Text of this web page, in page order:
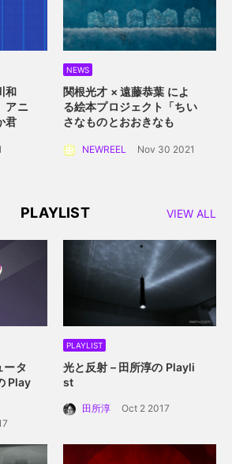
和
アニ
君
せ
NEWS
関根光才 × 遠藤恭葉 によ
る絵本プロジェクト「ちい
さなものとおおきなも
本にするプロジェクト始動
NEWREEL Nov 30 2021
PLAYLIST VIEW ALL
タ
Play
PLAYLIST
光と反射 – 田所淳の Playli
st
田所淳 Oct 2 2017